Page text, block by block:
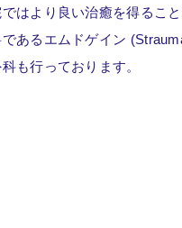
ではより良い治癒を得るこ
あるエムドゲイン
も行っております。